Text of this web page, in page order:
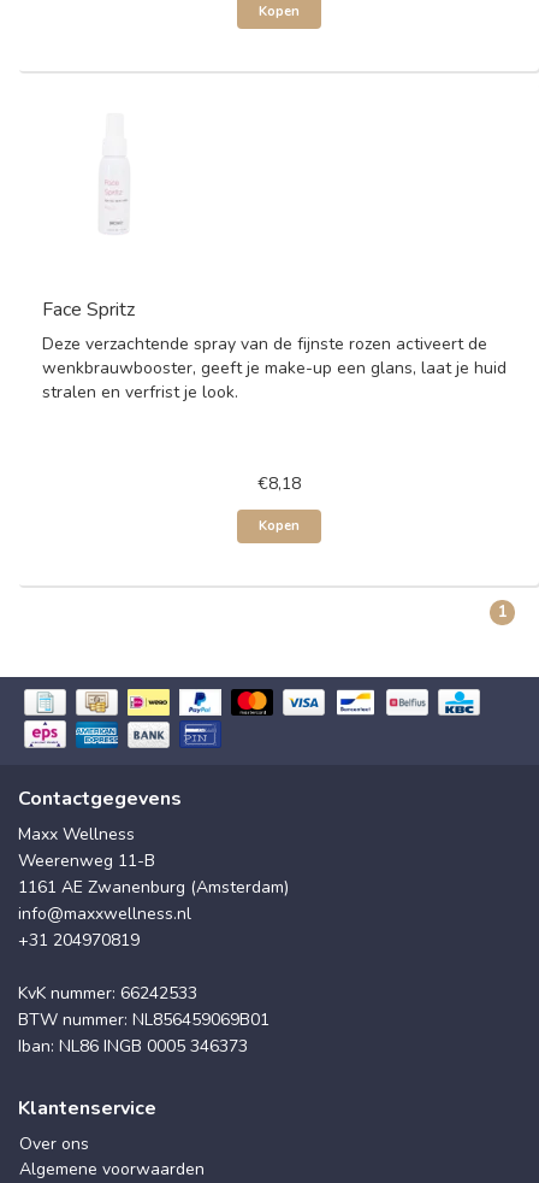
Kopen
Face Spritz
Deze verzachtende spray van de fijnste rozen activeert de
wenkbrauwbooster, geeft je make-up een glans, laat je huid
stralen en verfrist je look.
€8,18
Kopen
1
Contactgegevens
Maxx Wellness
Weerenweg 11-B
1161 AE Zwanenburg (Amsterdam)
info@maxxwellness.nl
+31 204970819
KvK nummer: 66242533
BTW nummer: NL856459069B01
Iban: NL86 INGB 0005 346373
Klantenservice
Over ons
Algemene voorwaarden